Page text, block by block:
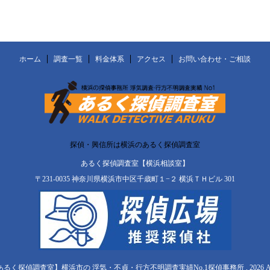
ホーム 調査一覧 料金体系 アクセス お問い合わせ・ご相談
探偵・興信所は横浜のあるく探偵調査室
あるく探偵調査室【横浜相談室】
〒231-0035 神奈川県横浜市中区千歳町１−２ 横浜ＴＨビル 301
く探偵調査室】横浜市の 浮気・不貞・行方不明調査実績No.1探偵事務所 , 2026